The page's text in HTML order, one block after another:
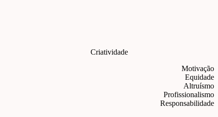
Criatividade
Motivação
Equidade
Altruísmo
Profissionalismo
Responsabilidade